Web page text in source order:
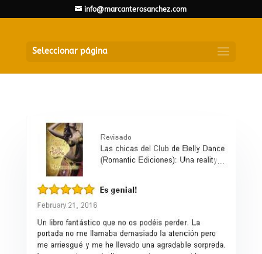
info@marcanterosanchez.com
Seleccionar página